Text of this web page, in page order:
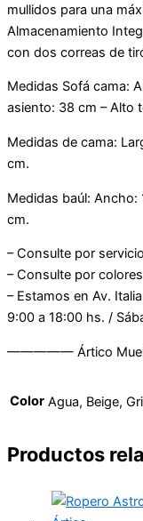
mullidos para una
Almacenamiento
con dos correas de
Medidas Sofá cama:
asiento: 38 cm – Alto
Medidas de cama:
cm.
Medidas baúl: Ancho:
cm.
– Consulte por
– Consulte por
– Estamos en Av.
9:00 a 18:00 hs. /
————— Ártico
Color Agua, Beige,
Productos